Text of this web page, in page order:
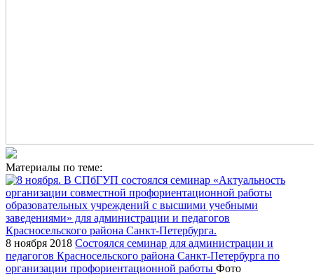
Материалы по теме:
8 ноября 2018 Состоялся семинар для администрации и
педагогов Красносельского района Санкт-Петербурга по
организации профориентационной работы Фото